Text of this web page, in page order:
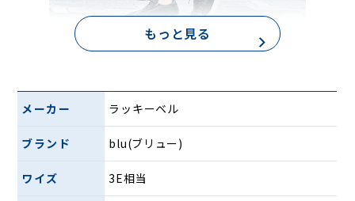
を見つめてきた靴のまち神戸の靴職人が一から考え直したコ
ンフォートシューズブランドです。
前後に丸みのあるローリングソールでテンポよくスムーズに
ゆとりあるつま先部で締め付けない。
もっと見る
メーカー ラッキーベル
ブランド blu(ブリュー)
ワイズ 3E相当